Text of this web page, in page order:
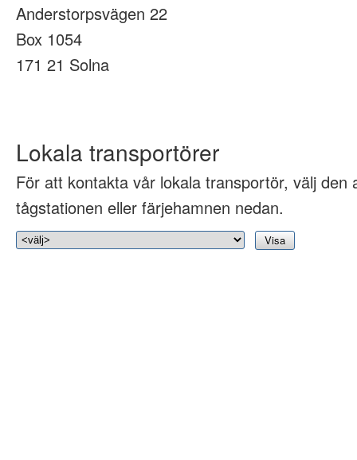
Anderstorpsvägen 22
Box 1054
171 21 Solna
Lokala transportörer
För att kontakta vår lokala transportör, välj den
tågstationen eller färjehamnen nedan.
Visa